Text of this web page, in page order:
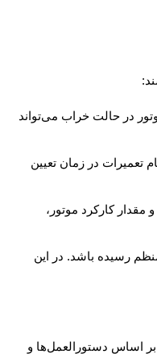
در حالت خراب می‌تواند
تعمیرات در زمان تعیین
کارکرد موتور،
رسیده باشد. در این
بر اساس دستورالعمل‌ها و